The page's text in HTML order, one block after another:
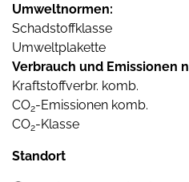
Umweltnormen:
Schadstoffklasse
Umweltplakette
Verbrauch und Emissionen
Kraftstoffverbr. komb.
CO2-Emissionen komb.
CO2-Klasse
Standort